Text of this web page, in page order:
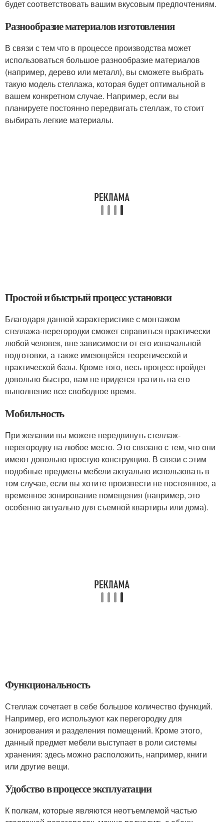
будет соответствовать вашим вкусовым предпочтениям.
Разнообразие материалов изготовления
В связи с тем что в процессе производства может
использоваться большое разнообразие материалов
(например, дерево или металл), вы сможете выбрать
такую модель стеллажа, которая будет оптимальной в
вашем конкретном случае. Например, если вы
планируете постоянно передвигать стеллаж, то стоит
выбирать легкие материалы.
Простой и быстрый процесс установки
Благодаря данной характеристике с монтажом
стеллажа-перегородки сможет справиться практически
любой человек, вне зависимости от его изначальной
подготовки, а также имеющейся теоретической и
практической базы. Кроме того, весь процесс пройдет
довольно быстро, вам не придется тратить на его
выполнение все свободное время.
Мобильность
При желании вы можете передвинуть стеллаж-
перегородку на любое место. Это связано с тем, что они
имеют довольно простую конструкцию. В связи с этим
подобные предметы мебели актуально использовать в
том случае, если вы хотите произвести не постоянное, а
временное зонирование помещения (например, это
особенно актуально для съемной квартиры или дома).
Функциональность
Стеллаж сочетает в себе большое количество функций.
Например, его используют как перегородку для
зонирования и разделения помещений. Кроме этого,
данный предмет мебели выступает в роли системы
хранения: здесь можно расположить, например, книги
или другие вещи.
Удобство в процессе эксплуатации
К полкам, которые являются неотъемлемой частью